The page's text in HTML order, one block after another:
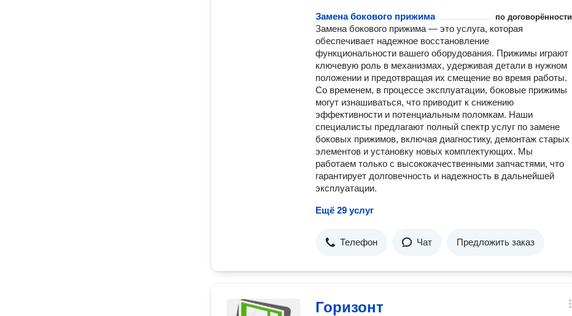
Замена бокового прижима по договорённости
Замена бокового прижима — это услуга, которая
обеспечивает надежное восстановление
функциональности вашего оборудования. Прижимы играют
ключевую роль в механизмах, удерживая детали в нужном
положении и предотвращая их смещение во время работы.
Со временем, в процессе эксплуатации, боковые прижимы
могут изнашиваться, что приводит к снижению
эффективности и потенциальным поломкам. Наши
специалисты предлагают полный спектр услуг по замене
боковых прижимов, включая диагностику, демонтаж старых
элементов и установку новых комплектующих. Мы
работаем только с высококачественными запчастями, что
гарантирует долговечность и надежность в дальнейшей
эксплуатации.
Ещё 29 услуг
Телефон Чат Предложить заказ
Горизонт